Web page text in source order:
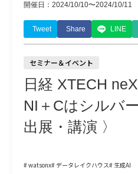
開催日：2024/10/10〜2024/10/11
Tweet Share LINE
セミナー＆イベント
日経 XTECH
NI＋Cはシルバ
出展・講演 〉
# watsonx# データレイクハウス# 生成AI